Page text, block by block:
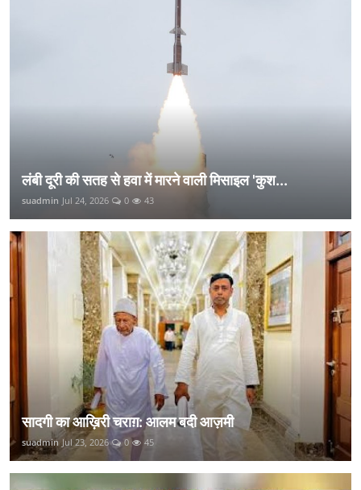
लंबी दूरी की सतह से हवा में मारने वाली मिसाइल 'कुश...
suadmin Jul 24, 2026 0 43
सादगी का आख़िरी चराग़: आलम बदी आज़मी
suadmin Jul 23, 2026 0 45